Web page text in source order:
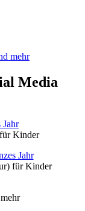
mehr
Media
Jahr
Kinder
Jahr
für Kinder